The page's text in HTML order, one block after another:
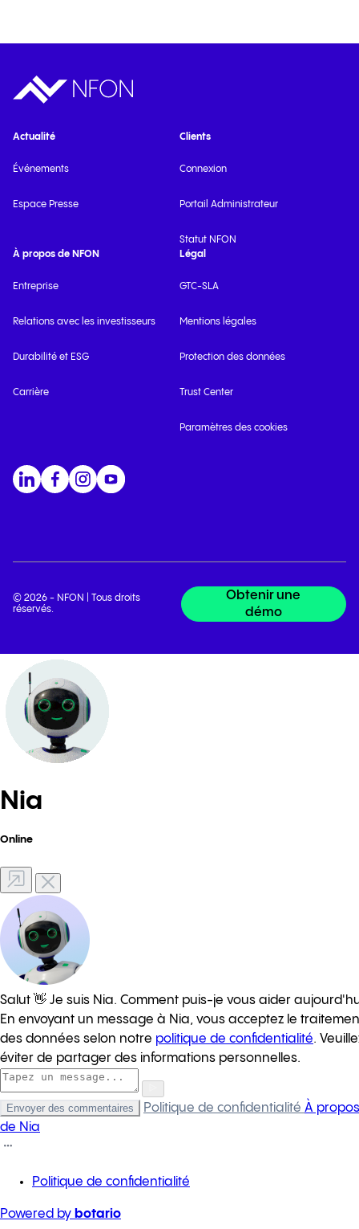
Actualité
Événements
Espace Presse
Clients
Connexion
Portail Administrateur
Statut NFON
À propos de NFON
Entreprise
Relations avec les investisseurs
Durabilité et ESG
Carrière
Légal
GTC-SLA
Mentions légales
Protection des données
Trust Center
Paramètres des cookies
© 2026 - NFON | Tous droits
réservés.
Obtenir une
démo